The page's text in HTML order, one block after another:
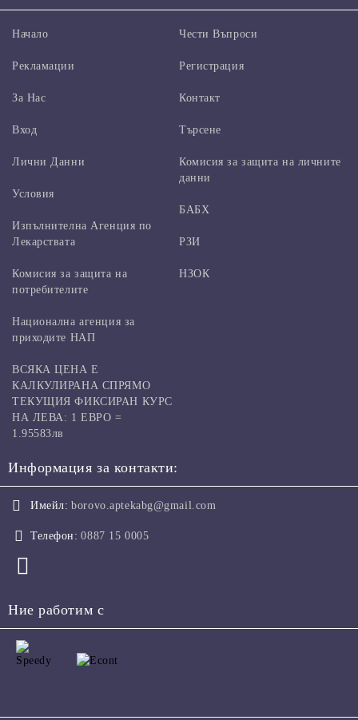
Начало
Рекламации
За Нас
Вход
Чести Въпроси
Регистрация
Контакт
Търсене
Лични Данни
Условия
Изпълнителна Агенция по
Лекарствата
Комисия за защита на
потребителите
Комисия за защита на личните
данни
БАБХ
РЗИ
НЗОК
Национална агенция за
приходите НАП
ВСЯКА ЦЕНА Е
КАЛКУЛИРАНА СПРЯМО
ТЕКУЩИЯ ФИКСИРАН КУРС
НА ЛЕВА: 1 ЕВРО =
1.95583лв
Информация за контакти:
Имейл: borovo.aptekabg@gmail.com
Телефон: 0887 15 0005
Ние работим с